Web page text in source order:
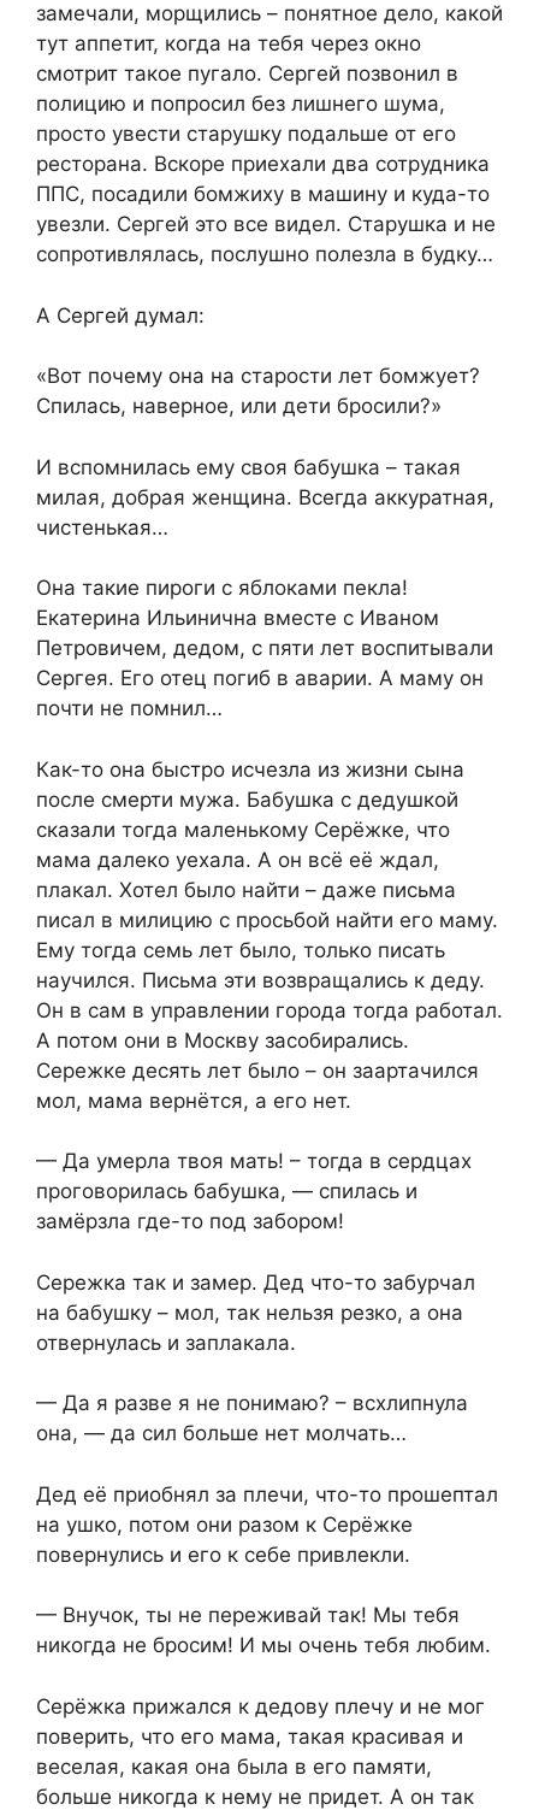
замечали, морщились – понятное дело, какой
тут аппетит, когда на тебя через окно
смотрит такое пугало. Сергей позвонил в
полицию и попросил без лишнего шума,
просто увести старушку подальше от его
ресторана. Вскоре приехали два сотрудника
ППС, посадили бомжиху в машину и куда-то
увезли. Сергей это все видел. Старушка и не
сопротивлялась, послушно полезла в будку…
А Сергей думал:
«Вот почему она на старости лет бомжует?
Спилась, наверное, или дети бросили?»
И вспомнилась ему своя бабушка – такая
милая, добрая женщина. Всегда аккуратная,
чистенькая…
Она такие пироги с яблоками пекла!
Екатерина Ильинична вместе с Иваном
Петровичем, дедом, с пяти лет воспитывали
Сергея. Его отец погиб в аварии. А маму он
почти не помнил…
Как-то она быстро исчезла из жизни сына
после смерти мужа. Бабушка с дедушкой
сказали тогда маленькому Серёжке, что
мама далеко уехала. А он всё её ждал,
плакал. Хотел было найти – даже письма
писал в милицию с просьбой найти его маму.
Ему тогда семь лет было, только писать
научился. Письма эти возвращались к деду.
Он в сам в управлении города тогда работал.
А потом они в Москву засобирались.
Сережке десять лет было – он заартачился
мол, мама вернётся, а его нет.
— Да умерла твоя мать! – тогда в сердцах
проговорилась бабушка, — спилась и
замёрзла где-то под забором!
Сережка так и замер. Дед что-то забурчал
на бабушку – мол, так нельзя резко, а она
отвернулась и заплакала.
— Да я разве я не понимаю? – всхлипнула
она, — да сил больше нет молчать…
Дед её приобнял за плечи, что-то прошептал
на ушко, потом они разом к Серёжке
повернулись и его к себе привлекли.
— Внучок, ты не переживай так! Мы тебя
никогда не бросим! И мы очень тебя любим.
Серёжка прижался к дедову плечу и не мог
поверить, что его мама, такая красивая и
веселая, какая она была в его памяти,
больше никогда к нему не придет. А он так